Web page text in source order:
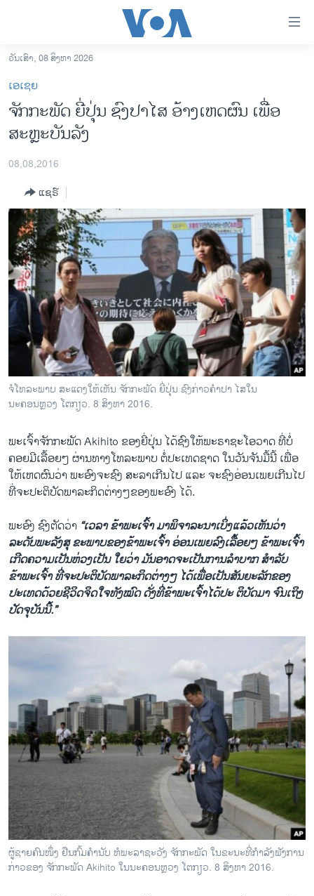
ເຂົ້າ
ຫາ
ຂ້າມ
ຂ້າມ
ຂ້າມ
ຫາ
ລາວ
ອາເມຣິກາ
ການເລືອກຕັ້ງ ປະທານາທີບໍດີ ສະຫະລັດ 2024
ຂ່າວ​ຈີນ
ໂລກ
ເອເຊຍ
ອິດສະຫຼະພາບດ້ານການຂ່າວ
ຊີວິດຊາວລາວ
ຊຸມຊົນຊາວລາວ
ວິທະຍາສາດ-ເທັກໂນໂລຈີ
ທຸລະກິດ
ພາສາອັງກິດ
ວີດີໂອ
ລາຍການກະຈາຍສຽງ
ລາຍງານ
ຕິດຕາມພວກເຮົາ ທີ່
ພາສາຕ່າງໆ
ວັນເສົາ, 08 ສິງຫາ 2026
ເອເຊຍ
ຈັກກະພັດ ຍີ່ປຸ່ນ ຊົງປາໄສ ອ້າງເຫດຜົນ ເພື່ອ
ສະຫຼະບັນລັງ
08,08,2016
ແຊຣ໌
ຈໍໂທລະພາບ ສະແດງໃຫ້ເຫັນ ຈັກກະພັດ ຍີ່ປຸ່ນ ຊົງກ່າວຄຳປາ ໄສໃນ
ນະຄອນຫຼວງ ໂຕກຽວ. 8 ສິງຫາ 2016.
ພະເຈົ້າຈັກກະພັດ Akihito ຂອງຍີ່ປຸ່ນ ໄດ້ຊົງໃຫ້ພະຣາຊະໂອວາດ ທີ່ບໍ່
ຄອຍມີເລື້ອຍໆ ຜ່ານທາງໂທລະພາບ ຕໍ່ປະເທດຊາດ ໃນວັນຈັນມື້ນີ້ ເພື່ອ
ໃຫ້ເຫດຜົນວ່າ ພະອົງຈະຊົງ ສະລາເກີນໄປ ແລະ ຈະຊົງອ່ອນເພຍເກີນໄປ
ທີ່ຈະປະຕິບັດພາລະກິດຕ່າງໆຂອງພະອົງ ໄດ້.
ພະອົງ ຊົງຕັດວ່າ “ເວລາ ຂ້າພະເຈົ້າ ມາພິຈາລະນາເບິ່ງແລ້ວເຫັນວ່າ
ລະດັບພະລັງສຸ ຂະພາບຂອງຂ້າພະເຈົ້າ ອ່ອນເພຍລົງເລື້ອຍໆ ຂ້າພະເຈົ້າ
ເກີດຄວາມເປັນຫ່ວງເປັນ ໃຍວ່າ ມັນອາດຈະເປັນການລຳບາກ ສຳລັບ
ຂ້າພະເຈົ້າ ທີ່ຈະປະຕິບັດພາລະກິດຕ່າງໆ ໄດ້ເພື່ອເປັນສັນຍະລັກຂອງ
ປະເທດດ້ວຍຊີວິດຈິດໃຈທັງໝົດ ດັ່ງທີ່ຂ້າພະເຈົ້າໄດ້ປະ ຕິບັດມາ ຈົນເຖິງ
ປັດຈຸບັນນີ້.”
ຜູ້ຊາຍຄົນໜຶ່ງ ຢືນກົ້ມຄຳນັບ ຫໍພະລາຊະວັງ ຈັກກະພັດ ໃນຂະນະທີ່ກຳລັງຟັງການ
ກ່າວຂອງ ຈັກກະພັດ Akihito ໃນນະຄອນຫຼວງ ໂຕກຽວ. 8 ສິງຫາ 2016.